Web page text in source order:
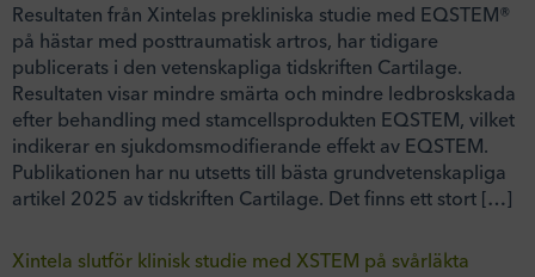
Resultaten från Xintelas prekliniska studie med EQSTEM®
på hästar med posttraumatisk artros, har tidigare
publicerats i den vetenskapliga tidskriften Cartilage.
Resultaten visar mindre smärta och mindre ledbroskskada
efter behandling med stamcellsprodukten EQSTEM, vilket
indikerar en sjukdomsmodifierande effekt av EQSTEM.
Publikationen har nu utsetts till bästa grundvetenskapliga
artikel 2025 av tidskriften Cartilage. Det finns ett stort […]
Xintela slutför klinisk studie med XSTEM på svårläkta